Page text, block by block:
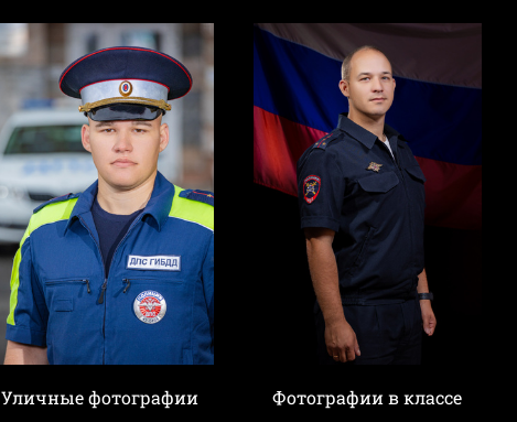
Уличные фотографии Фотографии в классе